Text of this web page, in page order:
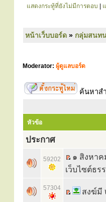
แสดงกระทู้ที่ยังไม่มีการตอบ
หน้าเว็บบอร์ด » กลุ่มสนท
Moderator: ผู้ดูแลบอร์ด
ค้นหาส
หัวข้อ
ประกาศ
59202
๑ สิงหา
เว็บไซต์ธร
57304 สงฆ์มี